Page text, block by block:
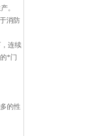
。
消防
连续
*门
的性